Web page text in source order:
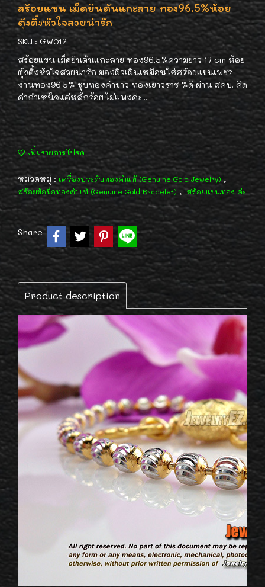
สร้อยแขน เม็ดยินตันแกะลาย ทอง96.5%ห้อย
ตุ้งติ้งหัวใจสวยน่ารัก
SKU : GW012
สร้อยแขน เม็ดยินตันแกะลาย ทอง96.5%ความยาว 17 cm ห้อย
ตุ้งติ้งหัวใจสวยน่ารัก มองผิวเผินเหมือนใส่สร้อยแขนเพชร
งานทอง96.5% ชุบทองคำขาว ทองเยาวราช %ดี ผ่าน สคบ. คิด
ค่ากำเหน็จแค่หลักร้อย ไม่แพงค่ะ....
เพิ่มรายการโปรด
หมวดหมู่ : เครื่องประดับทองคำแท้ (Genuine Gold Jewelry) ,
สร้อยข้อมือทองคำแท้ (Genuine Gold Bracelet) , สร้อยแขนทอง ค่ะ
Share
Product description